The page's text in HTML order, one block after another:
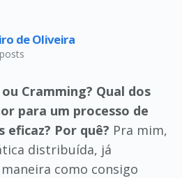
de Oliveira
Cramming? Qual dos
para um processo de
eficaz? Por quê? Pra mim,
distribuída, já
como consigo